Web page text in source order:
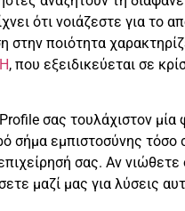
ότι νοιάζεστε για το
ποιότητα
, που εξειδικεύεται σε
σας τουλάχιστον
σήμα εμπιστοσύνης τόσο
σας. Αν νιώθετε
μαζί μας για λύσεις